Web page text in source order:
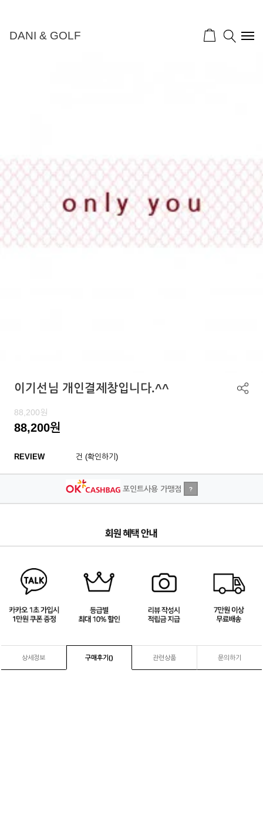
DANI & GOLF
이기선님 개인결제창입니다.^^
88,200원
88,200원
REVIEW 건 (확인하기)
포인트사용 가맹점 ?
상세정보 구매후기() 관련상품 문의하기